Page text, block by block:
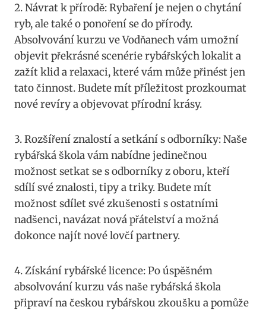
2. ‍Návrat k přírodě: Rybaření je nejen o chytání
ryb, ale také ‌o ponoření se do přírody.
Absolvování‍ kurzu ve Vodňanech vám umožní
objevit překrásné scenérie rybářských lokalit a
zažít klid ⁤a relaxaci,​ které vám může přinést jen
tato činnost. Budete ⁣mít ​příležitost prozkoumat
⁤nové revíry‌ a ⁢objevovat⁣ přírodní krásy.
3.‌ Rozšíření‌ znalostí a setkání s ⁣odborníky: Naše
rybářská škola vám nabídne⁢ jedinečnou⁤
možnost setkat se s odborníky ​z oboru, kteří
sdílí své znalosti, tipy a‌ triky. Budete mít
možnost sdílet své zkušenosti s ostatními
nadšenci, navázat nová přátelství⁣ a možná
dokonce⁢ najít nové ⁢lovčí partnery.
4. Získání rybářské licence: Po úspěšném
absolvování kurzu vás ⁢naše rybářská škola
‍připraví​ na českou rybářskou⁤ zkoušku a pomůže